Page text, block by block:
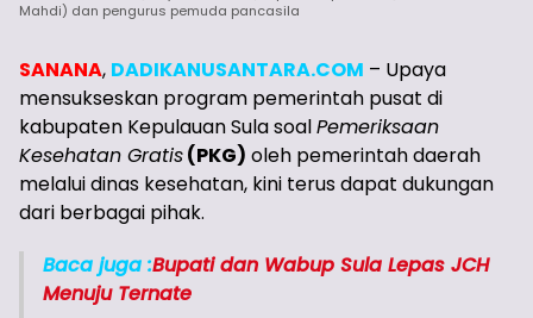
Mahdi) dan pengurus pemuda pancasila
SANANA, DADIKANUSANTARA.COM – Upaya
mensukseskan program pemerintah pusat di
kabupaten Kepulauan Sula soalPemeriksaan
Kesehatan Gratis(PKG) oleh pemerintah daerah
melalui dinas kesehatan, kini terus dapat dukungan
dari berbagai pihak.
Baca juga :Bupati dan Wabup Sula Lepas JCH
Menuju Ternate